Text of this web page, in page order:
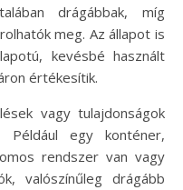
drágábbak, míg
meg. Az állapot is
kevésbé használt
értékesítik.
vagy tulajdonságok
Például egy konténer,
rendszer van vagy
valószínűleg drágább